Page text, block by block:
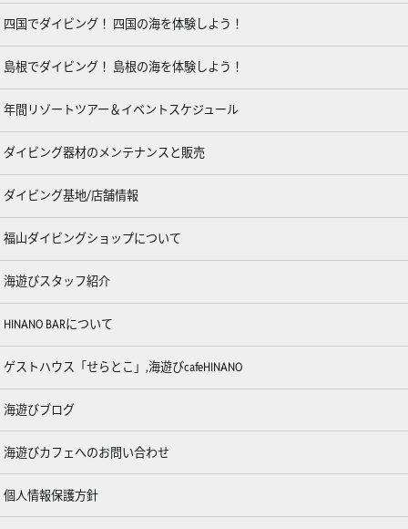
四国でダイビング！ 四国の海を体験しよう！
島根でダイビング！ 島根の海を体験しよう！
年間リゾートツアー＆イベントスケジュール
ダイビング器材のメンテナンスと販売
ダイビング基地/店舗情報
福山ダイビングショップについて
海遊びスタッフ紹介
HINANO BARについて
ゲストハウス「せらとこ」,海遊びcafeHINANO
海遊びブログ
海遊びカフェへのお問い合わせ
個人情報保護方針